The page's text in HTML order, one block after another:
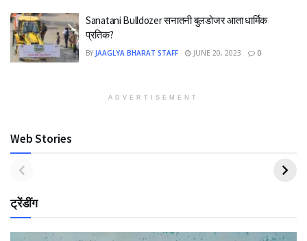
Sanatani Bulldozer सनातनी बुलडोजर आता धार्मिक
प्रतिक?
BY JAAGLYA BHARAT STAFF JUNE 20, 2023 0
ADVERTISEMENT
Web Stories
ट्रेंडींग